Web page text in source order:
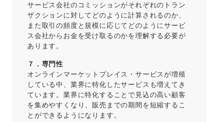
サービス会社のコミッションがそれぞれのトラン
ザクションに対してどのように計算されるのか、
また取引の頻度と規模に応じてどのようにサービ
ス会社からお金を受け取るのかを理解する必要が
あります。
７．専門性
オンラインマーケットプレイス・サービスが増殖
している中、業界に特化したサービスも増えてき
ています。業界に特化することで見込の高い顧客
を集めやすくなり、販売までの期間を短縮するこ
とができるようになります。